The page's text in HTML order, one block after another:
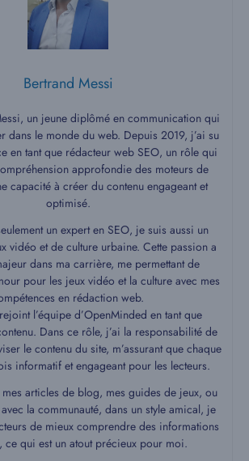
Bertrand Messi
un jeune diplômé en communication qui
dans le monde du web. Depuis 2019, j’ai su
en tant que rédacteur web SEO, un rôle qui
approfondie des moteurs de
capacité à créer du contenu engageant et
optimisé.
un expert en SEO, je suis aussi un
vidéo et de culture urbaine. Cette passion a
dans ma carrière, me permettant de
pour les jeux vidéo et la culture avec mes
en rédaction web.
l’équipe d’OpenMinded en tant que
Dans ce rôle, j’ai la responsabilité de
le contenu du site, m’assurant que chaque
informatif et engageant pour les lecteurs.
articles de blog, mes guides de jeux, ou
la communauté, dans un style amical, je
de mieux comprendre des informations
ce qui est un atout précieux pour moi.